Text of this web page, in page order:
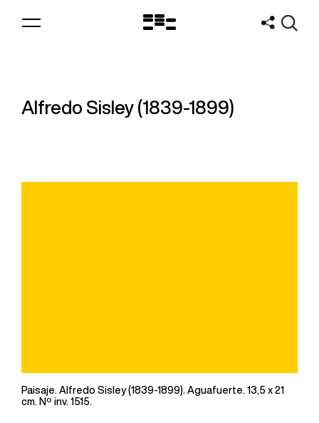
Logo
Alfredo Sisley (1839-1899)
Paisaje. Alfredo Sisley (1839-1899). Aguafuerte. 13,5 x 21
cm. Nº inv. 1515.